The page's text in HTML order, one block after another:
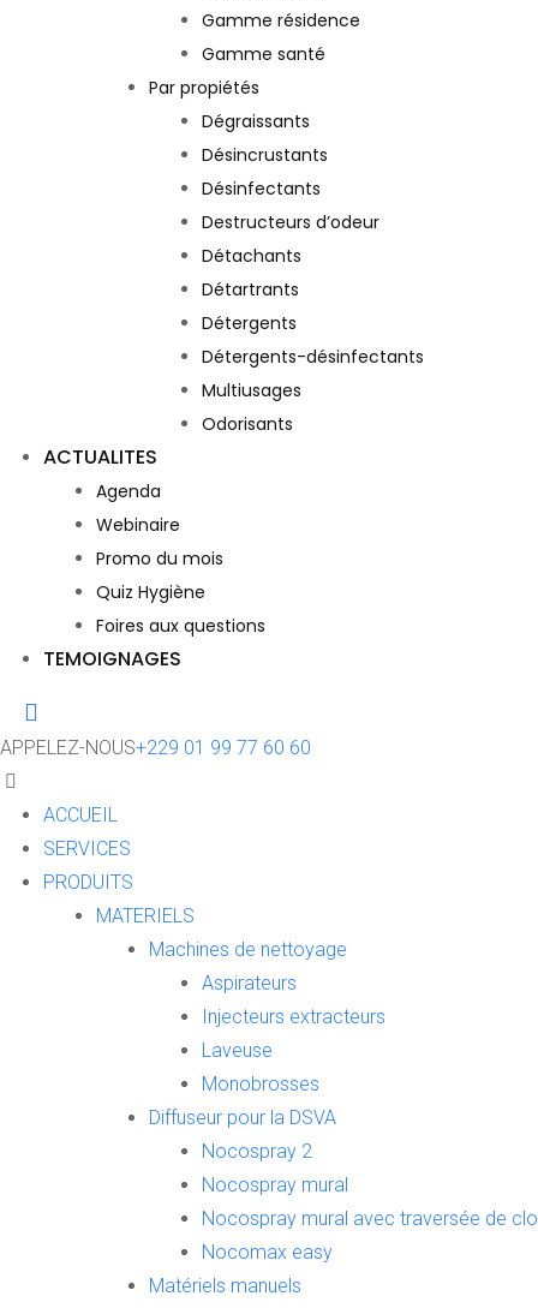
Gamme résidence
Gamme santé
Par propiétés
Dégraissants
Désincrustants
Désinfectants
Destructeurs d’odeur
Détachants
Détartrants
Détergents
Détergents-désinfectants
Multiusages
Odorisants
ACTUALITES
Agenda
Webinaire
Promo du mois
Quiz Hygiène
Foires aux questions
TEMOIGNAGES
APPELEZ-NOUS+229 01 99 77 60 60
ACCUEIL
SERVICES
PRODUITS
MATERIELS
Machines de nettoyage
Aspirateurs
Injecteurs extracteurs
Laveuse
Monobrosses
Diffuseur pour la DSVA
Nocospray 2
Nocospray mural
Nocospray mural avec traversée de
Nocomax easy
Matériels manuels